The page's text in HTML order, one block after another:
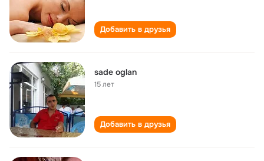
Добавить в друзья
sade oglan
15 лет
Добавить в друзья